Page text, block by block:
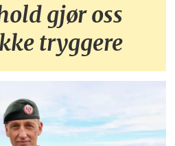
gjør oss
tryggere